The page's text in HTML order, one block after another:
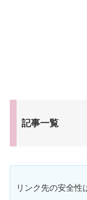
記事一覧
リンク先の安全性